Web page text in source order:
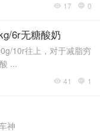
 17  0
6r无糖酸奶
10r往上，对于减脂穷
...
 41  1
神